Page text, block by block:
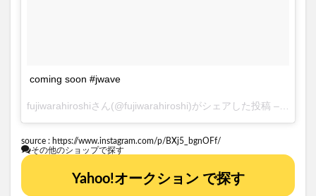
coming soon #jwave
fujiwarahiroshiさん(@fujiwarahiroshi)がシェアした投稿 –2017
source : https://www.instagram.com/p/BXj5_bgnOFf/
その他のショップで探す
Yahoo!オークション で探す